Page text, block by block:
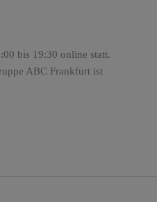
bis 19:30 online statt.
ABC Frankfurt ist